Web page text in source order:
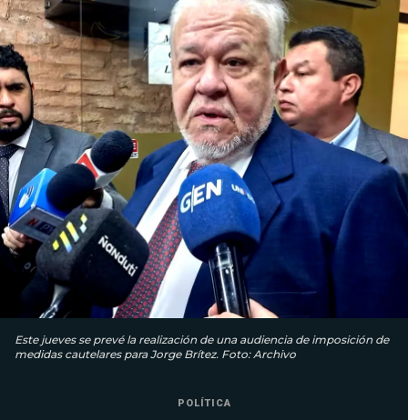
Este jueves se prevé la realización de una audiencia de imposición de
medidas cautelares para Jorge Brítez. Foto: Archivo
POLÍTICA